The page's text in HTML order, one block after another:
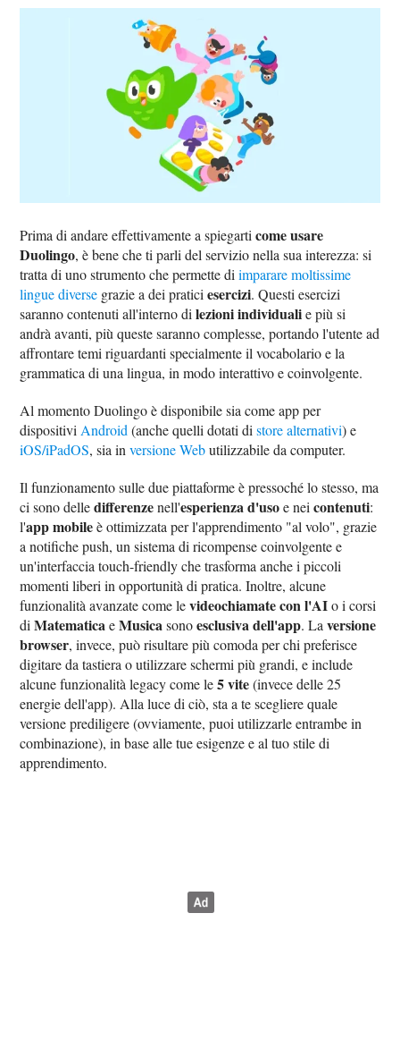
Prima di andare effettivamente a spiegarticome usare
Duolingo, è bene che ti parli del servizio nella sua interezza: si
tratta di uno strumento che permette diimparare moltissime
lingue diverse grazie a dei praticiesercizi. Questi esercizi
saranno contenuti all'interno dilezioni individualie più si
andrà avanti, più queste saranno complesse, portando l'utente ad
affrontare temi riguardanti specialmente il vocabolario e la
grammatica di una lingua, in modo interattivo e coinvolgente.
Al momento Duolingo è disponibile sia come app per
dispositivi Android (anche quelli dotati distore alternativi) e
iOS/iPadOS, sia inversione Webutilizzabile da computer.
Il funzionamento sulle due piattaforme è pressoché lo stesso, ma
ci sono delledifferenzenell'esperienza d'usoe neicontenuti:
l'app mobileè ottimizzata per l'apprendimento "al volo", grazie
a notifiche push, un sistema di ricompense coinvolgente e
un'interfaccia touch-friendly che trasforma anche i piccoli
momenti liberi in opportunità di pratica. Inoltre, alcune
funzionalità avanzate come levideochiamate con l'AIo i corsi
diMatematicaeMusicasonoesclusiva dell'app. Laversione
browser, invece, può risultare più comoda per chi preferisce
digitare da tastiera o utilizzare schermi più grandi, e include
alcune funzionalità legacy come le5 vite(invece delle 25
energie dell'app). Alla luce di ciò, sta a te scegliere quale
versione prediligere (ovviamente, puoi utilizzarle entrambe in
combinazione), in base alle tue esigenze e al tuo stile di
apprendimento.